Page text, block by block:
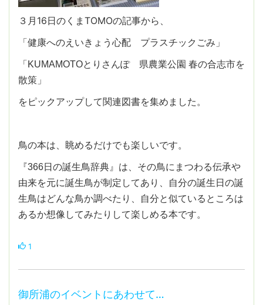
３月16日のくまTOMOの記事から、
「健康へのえいきょう心配 プラスチックごみ」
「KUMAMOTOとりさんぽ 県農業公園 春の合志市を
散策」
をピックアップして関連図書を集めました。
鳥の本は、眺めるだけでも楽しいです。
『366日の誕生鳥辞典』は、その鳥にまつわる伝承や
由来を元に誕生鳥が制定してあり、自分の誕生日の誕
生鳥はどんな鳥か調べたり、自分と似ているところは
あるか想像してみたりして楽しめる本です。
1
御所浦のイベントにあわせて…